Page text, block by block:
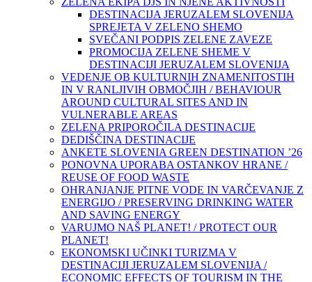
DESTINACIJA JERUZALEM SLOVENIJA
SPREJETA V ZELENO SHEMO
SVEČANI PODPIS ZELENE ZAVEZE
PROMOCIJA ZELENE SHEME V
DESTINACIJI JERUZALEM SLOVENIJA
VEDENJE OB KULTURNIH ZNAMENITOSTIH
IN V RANLJIVIH OBMOČJIH / BEHAVIOUR
AROUND CULTURAL SITES AND IN
VULNERABLE AREAS
ZELENA PRIPOROČILA DESTINACIJE
DEDIŠČINA DESTINACIJE
ANKETE SLOVENIA GREEN DESTINATION ’26
PONOVNA UPORABA OSTANKOV HRANE /
REUSE OF FOOD WASTE
OHRANJANJE PITNE VODE IN VARČEVANJE Z
ENERGIJO / PRESERVING DRINKING WATER
AND SAVING ENERGY
VARUJMO NAŠ PLANET! / PROTECT OUR
PLANET!
EKONOMSKI UČINKI TURIZMA V
DESTINACIJI JERUZALEM SLOVENIJA /
ECONOMIC EFFECTS OF TOURISM IN THE